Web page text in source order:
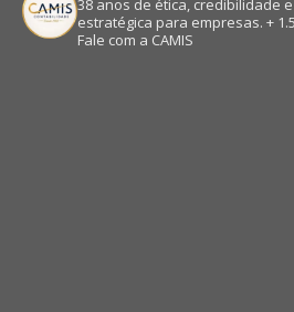
estratégica para empresas. +
Fale com a CAMIS